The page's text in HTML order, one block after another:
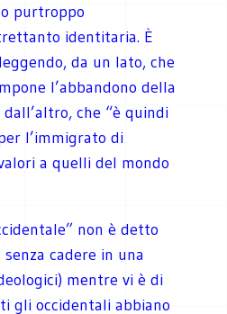
purtroppo
identitaria. È
da un lato, che
l’abbandono della
che “è quindi
l’immigrato di
a quelli del mondo
non è detto
cadere in una
mentre vi è di
gli occidentali abbiano